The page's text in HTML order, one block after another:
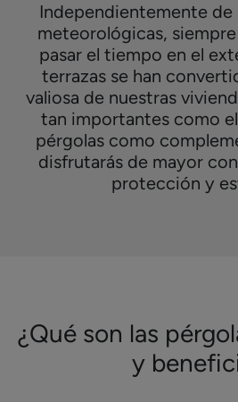
Independientemente de
meteorológicas,
pasar el tiempo en el
terrazas se han
valiosa de nuestras
tan importantes como
pérgolas como
disfrutarás de mayor
protección y
¿Qué son las
y